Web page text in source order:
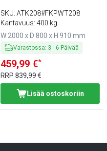
SKU:ATK208#FKPWT208
Kantavuus: 400 kg
W 2000 x D 800 x H 910 mm
Varastossa: 3 - 6 Päivää
459,99 €*
RRP839,99 €
Lisää ostoskoriin